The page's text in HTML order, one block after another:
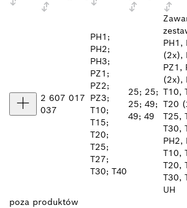
2 607 017
037
PH1;
PH2;
PH3;
PZ1;
PZ2;
PZ3;
T10;
T15;
T20;
T25;
T27;
T30; T40
25; 25;
25; 49;
49; 49
PH1,
(2x),
PZ1,
(2x),
T10,
T20
T25,
T30,
PH2,
T10,
T20,
T30,
UH
poza produktów